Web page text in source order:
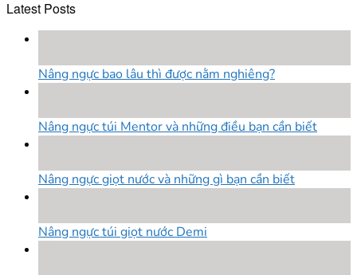
Latest Posts
Nâng ngực bao lâu thì được nằm nghiêng?
Nâng ngực túi Mentor và những điều bạn cần biết
Nâng ngực giọt nước và những gì bạn cần biết
Nâng ngực túi giọt nước Demi